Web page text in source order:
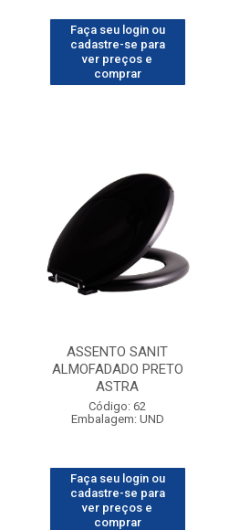
Faça seu login ou
cadastre-se para
ver preços e
comprar
ASSENTO SANIT
ALMOFADADO PRETO
ASTRA
Código: 62
Embalagem: UND
Faça seu login ou
cadastre-se para
ver preços e
comprar